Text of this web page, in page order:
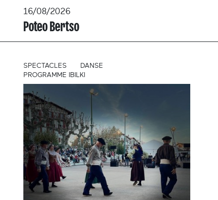
16/08/2026
Poteo Bertso
SPECTACLES
DANSE
PROGRAMME IBILKI